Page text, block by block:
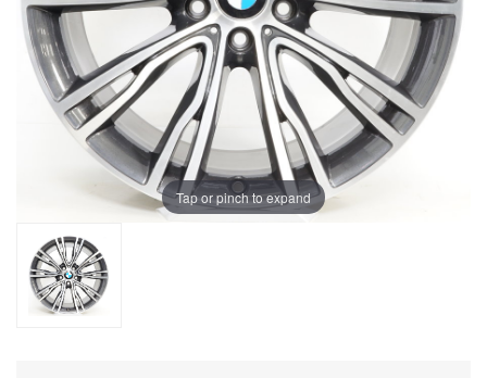
Tap or pinch to expand